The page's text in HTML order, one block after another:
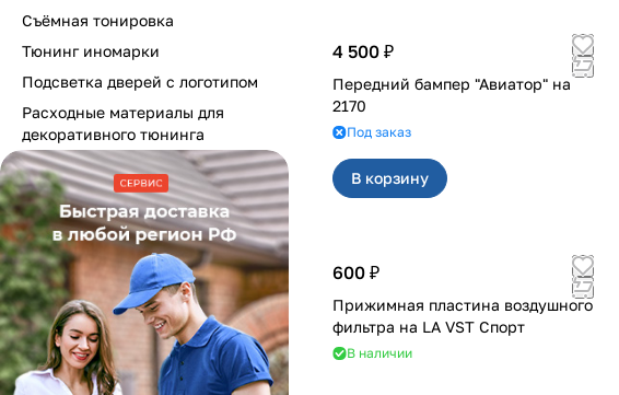
4 500 ₽
Передний бампер "Авиатор" на
2170
Под заказ
В корзину
600 ₽
Прижимная пластина воздушного
фильтра на LA VST Спорт
В наличии
Съёмная тонировка
Тюнинг иномарки
Подсветка дверей с логотипом
Расходные материалы для
декоративного тюнинга